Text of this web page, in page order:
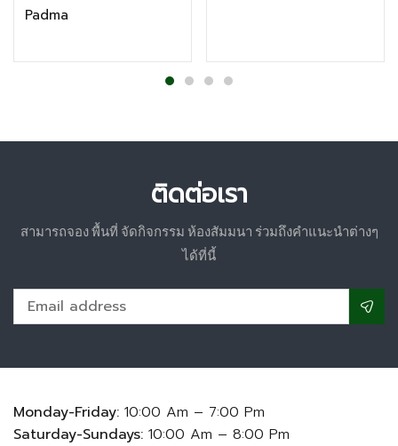
Padma
ติดต่อเรา
สามารถจอง พื้นที่ จัดกิจกรรม ห้องสัมมนา ร่วมถึงคำแนะนำต่างๆ
ได้ที่นี้
Monday-Friday: 10:00 Am – 7:00 Pm
Saturday-Sundays: 10:00 Am – 8:00 Pm